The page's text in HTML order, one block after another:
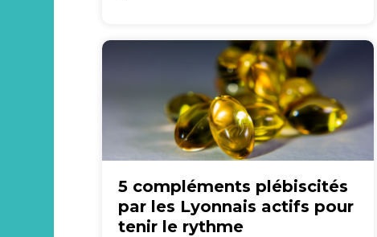
5 compléments plébiscités
par les Lyonnais actifs pour
tenir le rythme